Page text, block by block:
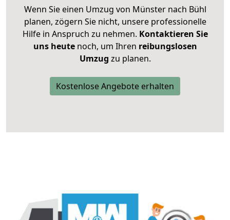
Wenn Sie einen Umzug von Münster nach Bühl
planen, zögern Sie nicht, unsere professionelle
Hilfe in Anspruch zu nehmen. Kontaktieren Sie
uns heutenoch, um Ihren reibungslosen
Umzug zu planen.
Kostenlose Angebote erhalten